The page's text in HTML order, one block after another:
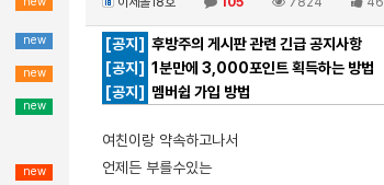
[공지] 후방주의 게시판 관련 긴급 공지사항
[공지] 1분만에 3,000포인트 획득하는 방법
[공지]
멤버쉽 가입 방법
여친이랑 약속하고나서
언제든 부를수있는
new
new
new
new